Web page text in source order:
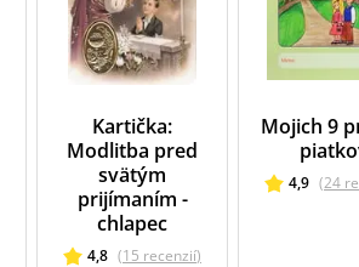
Kartička:
Modlitba pred
svätým
prijímaním -
chlapec
4,8 (15 recenzií)
Mojich 9
4,9 (24